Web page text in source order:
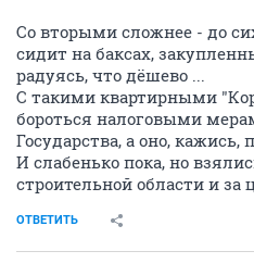
Со вторыми сложнее - до
сидит на баксах,
радуясь, что дёшево ...
С такими квартирными
бороться налоговыми
Государства, а оно, кажись,
И слабенько пока, но
строительной области и за
ОТВЕТИТЬ